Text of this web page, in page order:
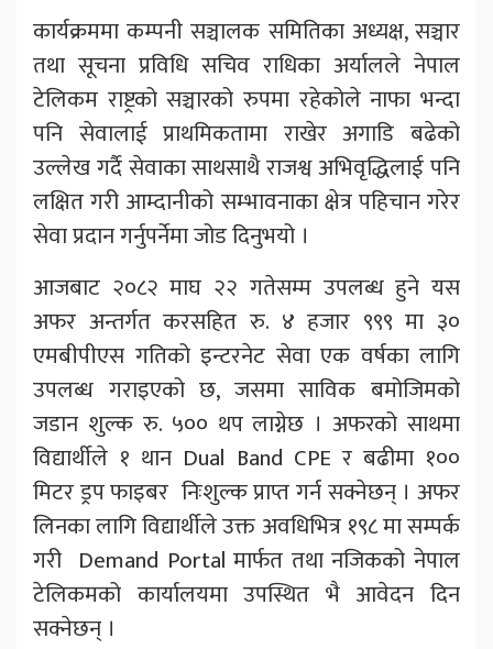
कार्यक्रममा कम्पनी सञ्चालक समितिका अध्यक्ष, सञ्चार
तथा सूचना प्रविधि सचिव राधिका अर्यालले नेपाल
टेलिकम राष्ट्रको सञ्चारको रुपमा रहेकोले नाफा भन्दा
पनि सेवालाई प्राथमिकतामा राखेर अगाडि बढेको
उल्लेख गर्दै सेवाका साथसाथै राजश्व अभिवृद्धिलाई पनि
लक्षित गरी आम्दानीको सम्भावनाका क्षेत्र पहिचान गरेर
सेवा प्रदान गर्नुपर्नेमा जोड दिनुभयो ।
आजबाट २०८२ माघ २२ गतेसम्म उपलब्ध हुने यस
अफर अन्तर्गत करसहित रु. ४ हजार ९९९ मा ३०
एमबीपीएस गतिको इन्टरनेट सेवा एक वर्षका लागि
उपलब्ध गराइएको छ, जसमा साविक बमोजिमको
जडान शुल्क रु. ५०० थप लाग्नेछ । अफरको साथमा
विद्यार्थीले १ थान Dual Band CPE र बढीमा १००
मिटर ड्रप फाइबर निःशुल्क प्राप्त गर्न सक्नेछन् । अफर
लिनका लागि विद्यार्थीले उक्त अवधिभित्र १९८ मा सम्पर्क
गरी Demand Portal मार्फत तथा नजिकको नेपाल
टेलिकमको कार्यालयमा उपस्थित भै आवेदन दिन
सक्नेछन् ।